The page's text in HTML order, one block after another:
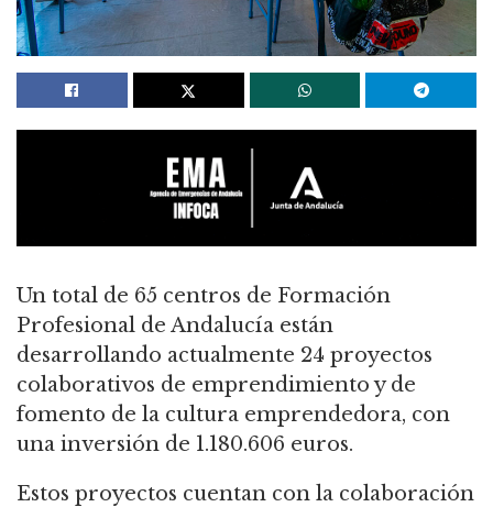
Un total de 65 centros de Formación
Profesional de Andalucía están
desarrollando actualmente 24 proyectos
colaborativos de emprendimiento y de
fomento de la cultura emprendedora, con
una inversión de 1.180.606 euros.
Estos proyectos cuentan con la colaboración